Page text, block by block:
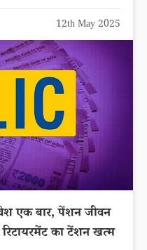
12th May 2025
एक बार, पेंशन जीवन
का टेंशन खत्म